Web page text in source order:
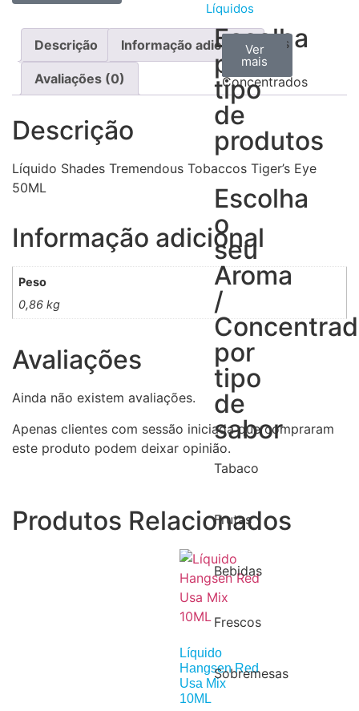
Líquidos
Escolha
por
tipo
de
produtos
Aromas
Concentrados
Ver
todos
Bases
Ver
mais
Accesorios
Ver
mais
Escolha
o
seu
Aroma
/
por
tipo
de
sabor
Tabaco
Frutas
Bebidas
Frescos
Sobremesas
Descrição Informação adicional
Avaliações (0)
Descrição
Líquido Shades Tremendous Tobaccos Tiger’s Eye
50ML
Informação adicional
Peso
0,86 kg
Avaliações
Ainda não existem avaliações.
Apenas clientes com sessão iniciada que compraram
este produto podem deixar opinião.
Produtos Relacionados
Líquido
Hangsen Red
Usa Mix
10ML